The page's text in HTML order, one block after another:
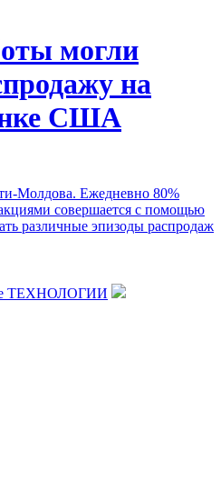
могли
на
США
Ежедневно 80%
совершается с помощью
различные эпизоды распродаж
ТЕХНОЛОГИИ